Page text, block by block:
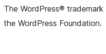
The WordPress®
the WordPress Foundation.